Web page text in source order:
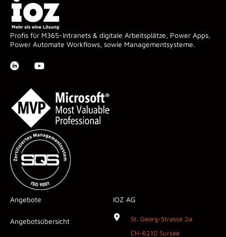
Profis für M365-Intranets & digitale Arbeitsplätze, Power Apps,
Power Automate Workflows, sowie Managementsysteme.
Angebote
Angebotsübersicht
IOZ AG
St. Georg-Strasse 2a
CH-6210 Sursee